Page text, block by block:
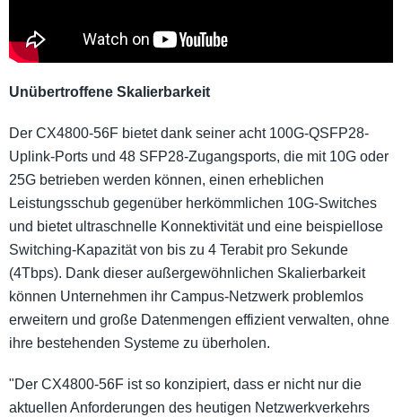
Unübertroffene Skalierbarkeit
Der CX4800-56F bietet dank seiner acht 100G-QSFP28-
Uplink-Ports und 48 SFP28-Zugangsports, die mit 10G oder
25G betrieben werden können, einen erheblichen
Leistungsschub gegenüber herkömmlichen 10G-Switches
und bietet ultraschnelle Konnektivität und eine beispiellose
Switching-Kapazität von bis zu 4 Terabit pro Sekunde
(4Tbps). Dank dieser außergewöhnlichen Skalierbarkeit
können Unternehmen ihr Campus-Netzwerk problemlos
erweitern und große Datenmengen effizient verwalten, ohne
ihre bestehenden Systeme zu überholen.
"Der CX4800-56F ist so konzipiert, dass er nicht nur die
aktuellen Anforderungen des heutigen Netzwerkverkehrs